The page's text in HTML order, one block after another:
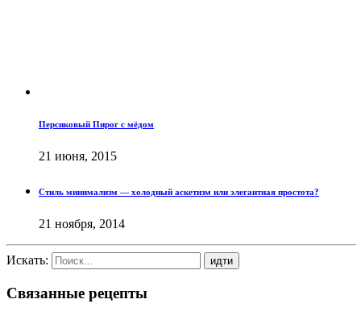
Персиковый Пирог с мёдом
21 июня, 2015
Стиль минимализм — холодный аскетизм или элегантная простота?
21 ноября, 2014
Искать:
Связанные рецепты